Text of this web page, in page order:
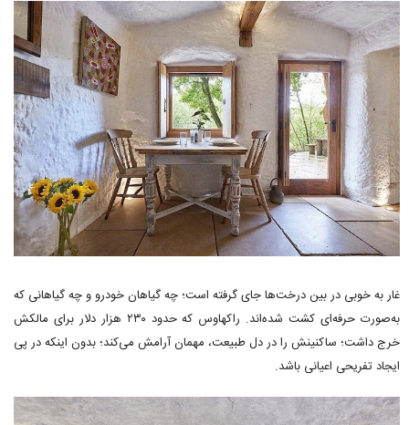
غار به خوبی در بین درخت‌ها جای گرفته است؛ چه گیاهان خودرو و چه گیاهانی که
به‌صورت حرفه‌ای کشت شده‌اند. راکهاوس که حدود ۲۳۰ هزار دلار برای مالکش
خرج داشت؛ ساکنینش را در دل طبیعت، مهمان آرامش می‌کند؛ بدون اینکه در پی
ایجاد تفریحی اعیانی باشد.